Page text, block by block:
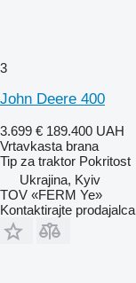
3
John Deere 400
3.699 € 189.400 UAH
Vrtavkasta brana
Tip za traktor Pokritost
Ukrajina, Kyiv
TOV «FERM Ye»
Kontaktirajte prodajalca